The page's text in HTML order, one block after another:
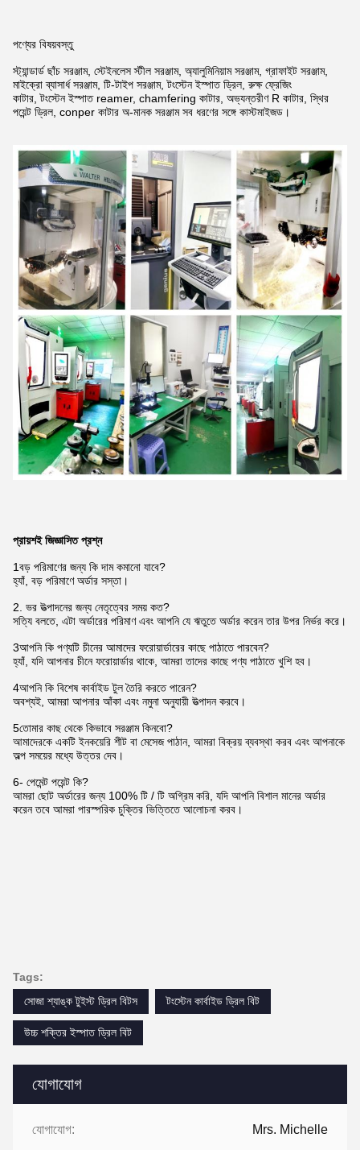
যোগাযোগ
যোগাযোগ: Mrs. Michelle
পণ্যের বিষয়বস্তু
স্ট্যান্ডার্ড ছাঁচ সরঞ্জাম, স্টেইনলেস স্টীল সরঞ্জাম, অ্যালুমিনিয়াম সরঞ্জাম, গ্রাফাইট সরঞ্জাম,
মাইক্রো ব্যাসার্ধ সরঞ্জাম, টি-টাইপ সরঞ্জাম, টংস্টেন ইস্পাত ড্রিল, রুক্ষ ফ্রেজিং
কাটার, টংস্টেন ইস্পাত reamer, chamfering কাটার, অভ্যন্তরীণ R কাটার, স্থির
পয়েন্ট ড্রিল, conper কাটার অ-মানক সরঞ্জাম সব ধরণের সঙ্গে কাস্টমাইজড।
প্রায়শই জিজ্ঞাসিত প্রশ্ন
1বড় পরিমাণের জন্য কি দাম কমানো যাবে?
হ্যাঁ, বড় পরিমাণে অর্ডার সস্তা।
2. ভর উত্পাদনের জন্য নেতৃত্বের সময় কত?
সত্যি বলতে, এটা অর্ডারের পরিমাণ এবং আপনি যে ঋতুতে অর্ডার করেন তার উপর নির্ভর করে।
3আপনি কি পণ্যটি চীনের আমাদের ফরোয়ার্ডারের কাছে পাঠাতে পারবেন?
হ্যাঁ, যদি আপনার চীনে ফরোয়ার্ডার থাকে, আমরা তাদের কাছে পণ্য পাঠাতে খুশি হব।
4আপনি কি বিশেষ কার্বাইড টুল তৈরি করতে পারেন?
অবশ্যই, আমরা আপনার আঁকা এবং নমুনা অনুযায়ী উত্পাদন করবে।
5তোমার কাছ থেকে কিভাবে সরঞ্জাম কিনবো?
আমাদেরকে একটি ইনকয়েরি শীট বা মেসেজ পাঠান, আমরা বিক্রয় ব্যবস্থা করব এবং আপনাকে
অল্প সময়ের মধ্যে উত্তর দেব।
6- পেমেন্ট পয়েন্ট কি?
আমরা ছোট অর্ডারের জন্য 100% টি / টি অগ্রিম করি, যদি আপনি বিশাল মানের অর্ডার
করেন তবে আমরা পারস্পরিক চুক্তির ভিত্তিতে আলোচনা করব।
Tags:
সোজা শ্যাঙ্ক টুইস্ট ড্রিল বিটস
টংস্টেন কার্বাইড ড্রিল বিট
উচ্চ শক্তির ইস্পাত ড্রিল বিট